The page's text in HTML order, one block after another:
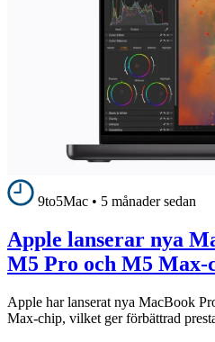
9to5Mac • 5 månader sedan
Apple lanserar nya
M5 Pro och M5 Max-
Apple har lanserat nya MacBook
Max-chip, vilket ger förbättrad